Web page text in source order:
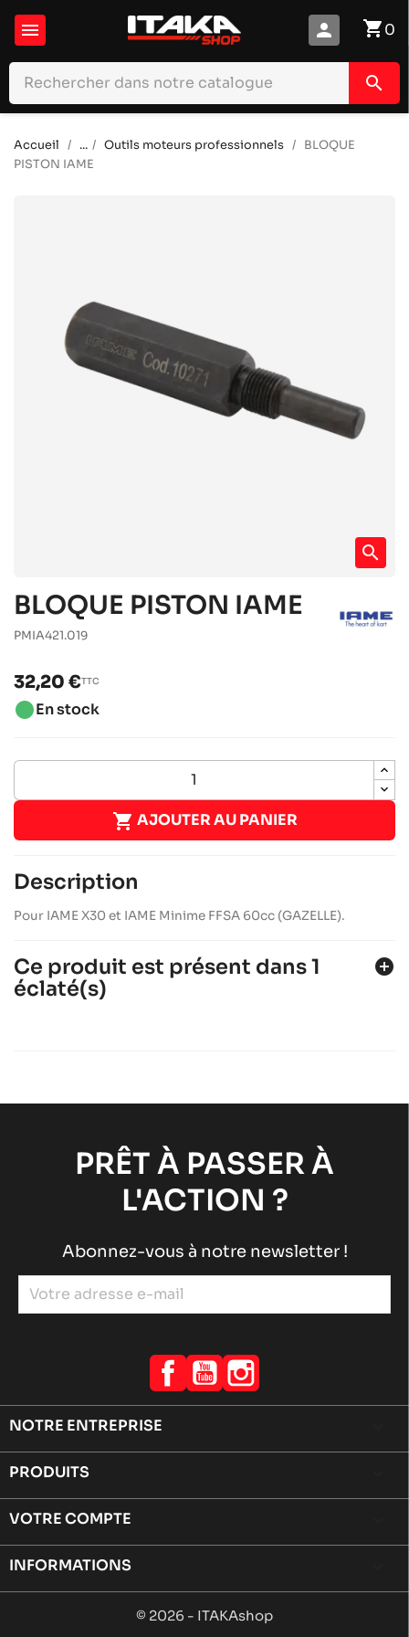
 shopping_cart0
person
search
Accueil ... Outils moteurs professionnels
BLOQUE
PISTON IAME
search
BLOQUE PISTON IAME
PMIA421.019
32,20 €TTC
brightness_1En stock
 AJOUTER AU PANIER
Description
Pour IAME X30 et IAME Minime FFSA 60cc (GAZELLE).
Ce produit est présent dans 1
éclaté(s)
add_circle
PRÊT À PASSER À
L'ACTION ?
Abonnez-vous à notre newsletter !
Facebook
YouTube
NOTRE ENTREPRISE
PRODUITS
VOTRE COMPTE
INFORMATIONS
© 2026 - ITAKAshop